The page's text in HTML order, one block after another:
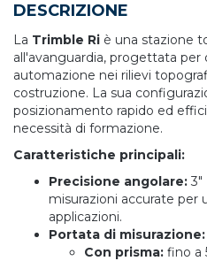
DESCRIZIONE
La Trimble Ri è una stazione
all'avanguardia, progettata per
automazione nei rilievi
costruzione. La sua
posizionamento rapido ed
necessità di formazione.
Caratteristiche principali:
Precisione angolare: 3"
misurazioni accurate per
applicazioni.
Portata di misurazione:
Con prisma: fino a